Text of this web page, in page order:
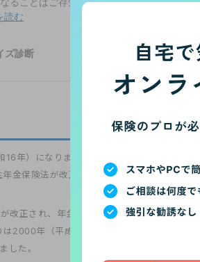
年）になります。年金制度ができた当初、
金保険法が改正され、被保険者の範囲が女性
改正され、年金の受給開始年齢は55歳から
2000年（平成12年）の法改正で、老齢厚生
した。